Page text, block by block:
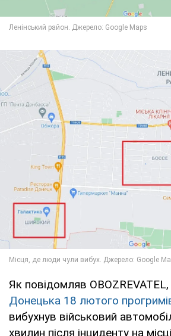
Як повідомляв OBOZREVATEL,
Донецька 18 лютого
вибухнув військовий
хвилин після інциденту на